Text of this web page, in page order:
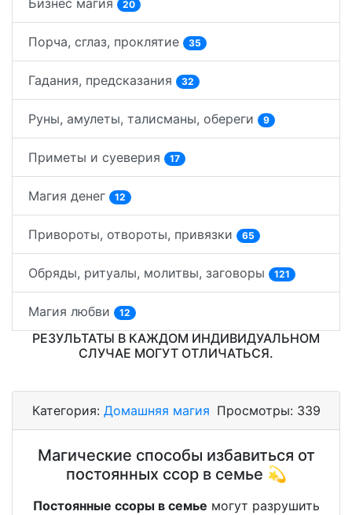
Бизнес магия 20
Порча, сглаз, проклятие 35
Гадания, предсказания 32
Руны, амулеты, талисманы, обереги 9
Приметы и суеверия 17
Магия денег 12
Привороты, отвороты, привязки 65
Обряды, ритуалы, молитвы, заговоры 121
Магия любви 12
РЕЗУЛЬТАТЫ В КАЖДОМ ИНДИВИДУАЛЬНОМ
СЛУЧАЕ МОГУТ ОТЛИЧАТЬСЯ.
Категория: Домашняя магия Просмотры: 339
Магические способы избавиться от
постоянных ссор в семье 💫
Постоянные ссоры в семье могут разрушить